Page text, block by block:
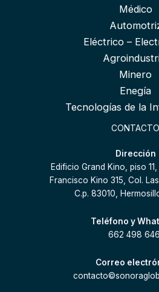
Médico
Eléctrico –
Minero
Enegía
Tecnologías de la
CONTACTO
Dirección
Edificio Grand Kino, piso
Francisco Kino 315, Col.
C.p. 83010,
Teléfono y
662 498
Correo